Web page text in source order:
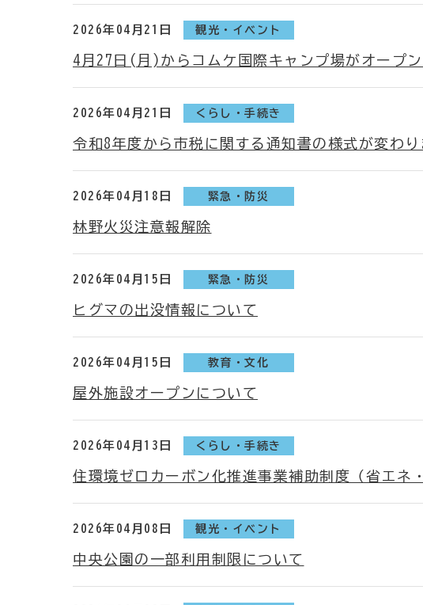
2026年04月21日 観光・イベント
4月27日(月)からコムケ国際キャンプ場がオープン
2026年04月21日 くらし・手続き
令和8年度から市税に関する通知書の様式が変わり
2026年04月18日 緊急・防災
林野火災注意報解除
2026年04月15日 緊急・防災
ヒグマの出没情報について
2026年04月15日 教育・文化
屋外施設オープンについて
2026年04月13日 くらし・手続き
住環境ゼロカーボン化推進事業補助制度（省エネ
2026年04月08日 観光・イベント
中央公園の一部利用制限について